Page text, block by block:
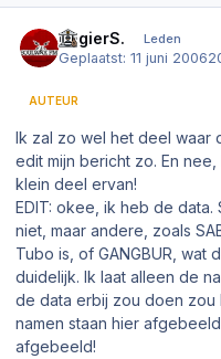
RogierS. Leden
Geplaatst:11 juni 2006
AUTEUR
Ik zal zo wel het deel waar
edit mijn bericht zo. En
klein deel ervan!
EDIT: okee, ik heb de
niet, maar andere, zoals
Tubo is, of GANGBUR, wat
duidelijk. Ik laat alleen de
de data erbij zou doen zou
namen staan hier
afgebeeld!